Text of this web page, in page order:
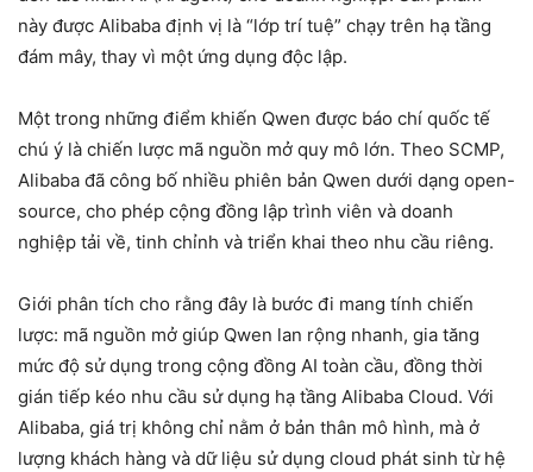
này được Alibaba định vị là “lớp trí tuệ” chạy trên hạ tầng
đám mây, thay vì một ứng dụng độc lập.
Một trong những điểm khiến Qwen được báo chí quốc tế
chú ý là chiến lược mã nguồn mở quy mô lớn. Theo SCMP,
Alibaba đã công bố nhiều phiên bản Qwen dưới dạng open-
source, cho phép cộng đồng lập trình viên và doanh
nghiệp tải về, tinh chỉnh và triển khai theo nhu cầu riêng.
Giới phân tích cho rằng đây là bước đi mang tính chiến
lược: mã nguồn mở giúp Qwen lan rộng nhanh, gia tăng
mức độ sử dụng trong cộng đồng AI toàn cầu, đồng thời
gián tiếp kéo nhu cầu sử dụng hạ tầng Alibaba Cloud. Với
Alibaba, giá trị không chỉ nằm ở bản thân mô hình, mà ở
lượng khách hàng và dữ liệu sử dụng cloud phát sinh từ hệ